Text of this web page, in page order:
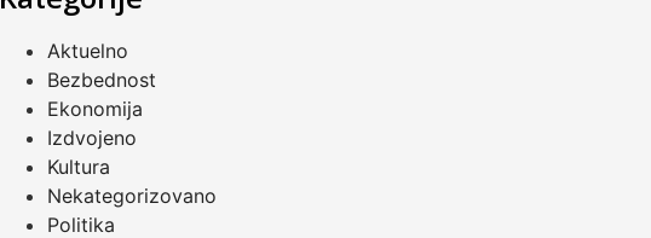
Aktuelno
Bezbednost
Ekonomija
Izdvojeno
Kultura
Nekategorizovano
Politika